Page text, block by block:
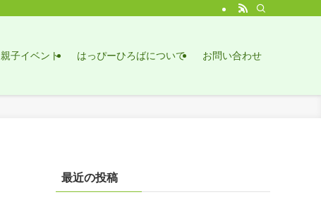
親子イベント はっぴーひろばについて お問い合わせ
最近の投稿